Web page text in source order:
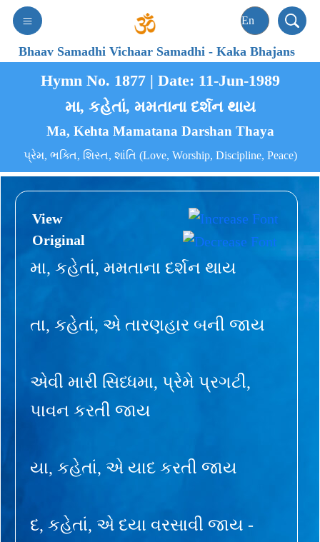
Bhaav Samadhi Vichaar Samadhi-Kaka Bhajans
Hymn No. 1877 | Date: 11-Jun-1989
મા, કહેતાં, મમતાના દર્શન થાય
Ma, Kehta Mamatana Darshan Thaya
પ્રેમ, ભક્તિ, શિસ્ત, શાંતિ (Love, Worship, Discipline, Peace)
View
Original
મા, કહેતાં, મમતાના દર્શન થાય
તા, કહેતાં, એ તારણહાર બની જાય
એવી મારી સિધ્ધમા, પ્રેમે પ્રગટી,
પાવન કરતી જાય
યા, કહેતાં, એ યાદ કરતી જાય
દ, કહેતાં, એ દયા વરસાવી જાય -